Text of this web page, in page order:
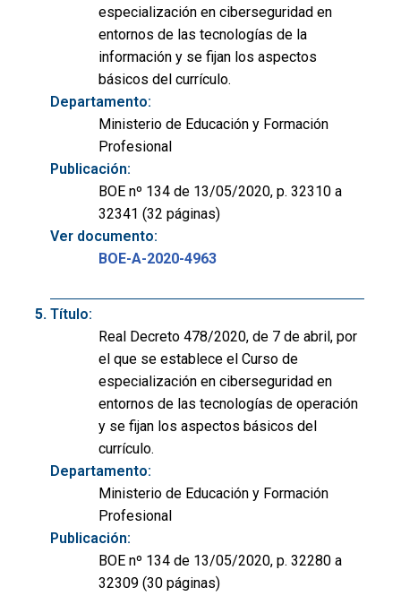
especialización en ciberseguridad en
entornos de las tecnologías de la
información y se fijan los aspectos
básicos del currículo.
Departamento:
Ministerio de Educación y Formación
Profesional
Publicación:
BOE nº 134 de 13/05/2020, p. 32310 a
32341 (32 páginas)
Ver documento:
BOE-A-2020-4963
Título:
Real Decreto 478/2020, de 7 de abril, por
el que se establece el Curso de
especialización en ciberseguridad en
entornos de las tecnologías de operación
y se fijan los aspectos básicos del
currículo.
Departamento:
Ministerio de Educación y Formación
Profesional
Publicación:
BOE nº 134 de 13/05/2020, p. 32280 a
32309 (30 páginas)